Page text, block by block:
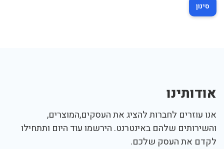
סינון
אודותינו
אנו עוזרים לחברות להציג את העסקים,המוצרים,
והשירותים שלהם באינטרנט. הירשמו עוד היום ותתחילו
לקדם את העסק שלכם.